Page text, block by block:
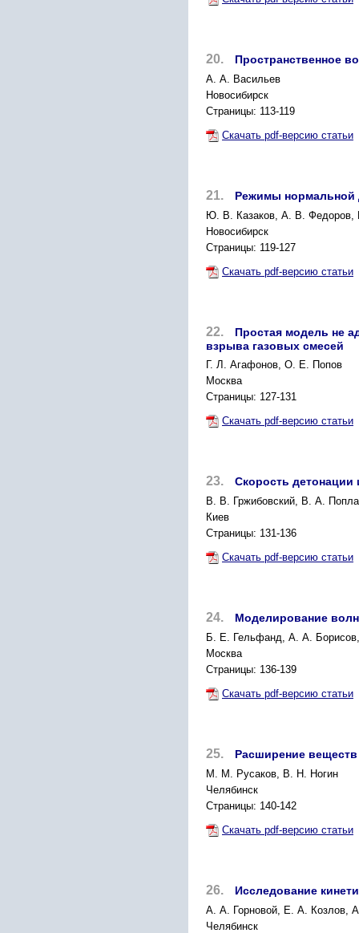
20. Пространственное
А. А. Васильев
Новосибирск
Страницы: 113-119
Скачать pdf-версию статьи
21. Режимы нормальной
Ю. В. Казаков, А. В.
Новосибирск
Страницы: 119-127
Скачать pdf-версию статьи
22.
Простая модель не
взрыва газовых смесей
Г. Л. Агафонов, О. Е. Попов
Москва
Страницы: 127-131
Скачать pdf-версию статьи
23. Скорость детонации
В. В. Гржибовский, В. А.
Киев
Страницы: 131-136
Скачать pdf-версию статьи
24. Моделирование
Б. Е. Гельфанд, А. А.
Москва
Страницы: 136-139
Скачать pdf-версию статьи
25. Расширение
М. М. Русаков, В. Н. Ногин
Челябинск
Страницы: 140-142
Скачать pdf-версию статьи
26. Исследование
А. А. Горновой, Е. А. Козлов,
Челябинск